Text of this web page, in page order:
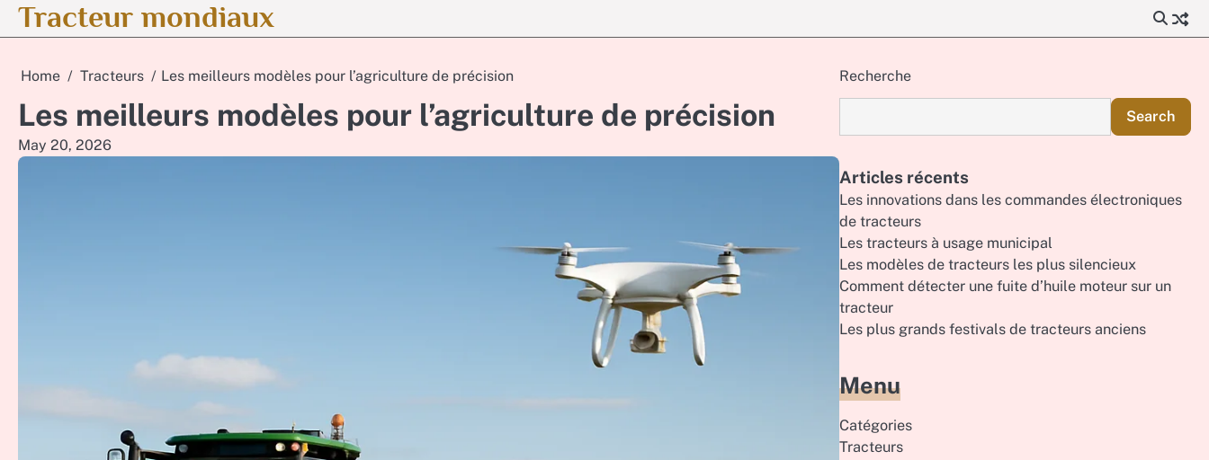
SkipTracteur mondiaux
Home Tracteurs Les meilleurs modèles pour l’agriculture de précision
Les meilleurs modèles pour l’agriculture de précision
May 20, 2026
Recherche
Search
Articles récents
Les innovations dans les commandes électroniques
de tracteurs
Les tracteurs à usage municipal
Les modèles de tracteurs les plus silencieux
Comment détecter une fuite d’huile moteur sur un
tracteur
Les plus grands festivals de tracteurs anciens
Menu
Catégories
Tracteurs